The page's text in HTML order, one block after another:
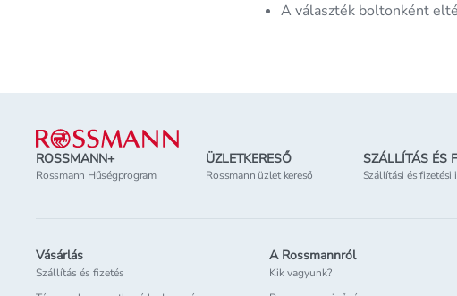
A választék boltonként
Lábléc
ROSSMANN+
Rossmann Hűségprogram
ÜZLETKERESŐ
Rossmann üzlet kereső
SZÁLLÍTÁS ÉS
Szállítási és fizetési
Vásárlás
Szállítás és fizetés
A Rossmannról
Kik vagyunk?